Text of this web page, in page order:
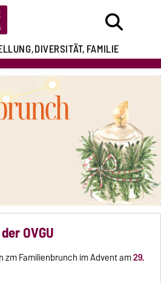
DIVERSITÄT, FAMILIE
OVGU
zm Familienbrunch im Advent am29.